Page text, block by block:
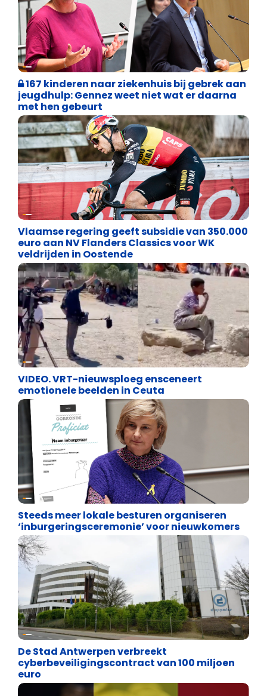
Binnenland politiek
167 kinderen naar ziekenhuis bij gebrek aan
jeugdhulp: Gennez weet niet wat er daarna
met hen gebeurt
Binnenland politiek
Vlaamse regering geeft subsidie van 350.000
euro aan NV Flanders Classics voor WK
veldrijden in Oostende
Cultuuroorlog
VIDEO. VRT-nieuwsploeg ensceneert
emotionele beelden in Ceuta
Binnenland politiek
Steeds meer lokale besturen organiseren
‘inburgeringsceremonie’ voor nieuwkomers
Binnenland politiek
De Stad Antwerpen verbreekt
cyberbeveiligingscontract van 100 miljoen
euro